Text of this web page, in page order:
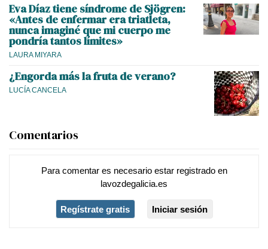
Eva Díaz tiene síndrome de Sjögren:
«Antes de enfermar era triatleta,
nunca imaginé que mi cuerpo me
pondría tantos límites»
LAURA MIYARA
¿Engorda más la fruta de verano?
LUCÍA CANCELA
Comentarios
Para comentar es necesario estar registradoen
lavozdegalicia.es
Regístrate gratis Iniciar sesión